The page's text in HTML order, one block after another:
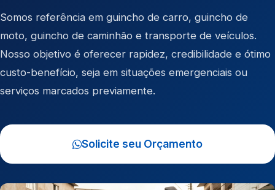
Somos referência em guincho de carro, guincho de
moto, guincho de caminhão e transporte de veículos.
Nosso objetivo é oferecer rapidez, credibilidade e ótimo
custo-benefício, seja em situações emergenciais ou
serviços marcados previamente.
Solicite seu Orçamento